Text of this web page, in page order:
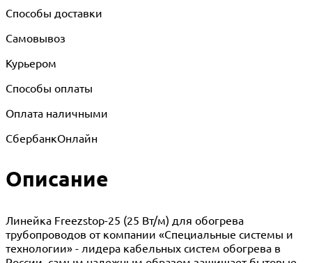
Способы доставки
Самовывоз
Курьером
Способы оплаты
Оплата наличными
СбербанкОнлайн
Описание
Линейка Freezstop-25 (25 Вт/м) для обогрева
трубопроводов от компании «Специальные системы и
технологии» - лидера кабельных систем обогрева в